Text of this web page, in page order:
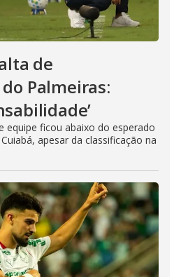
de
Palmeiras:
equipe ficou abaixo do esperado
apesar da classificação na